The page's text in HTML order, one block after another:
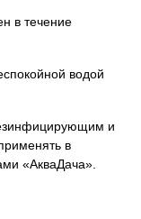
в течение
водой
и
в
«АкваДача».